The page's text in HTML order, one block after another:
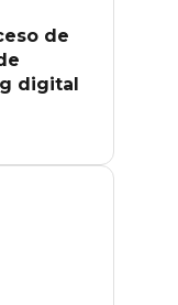
de
digital